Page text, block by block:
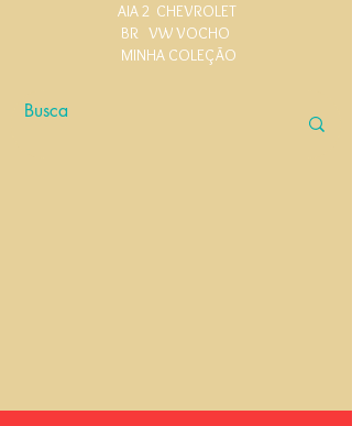
AIA 2 CHEVROLET
BR VW VOCHO
MINHA COLEÇÃO